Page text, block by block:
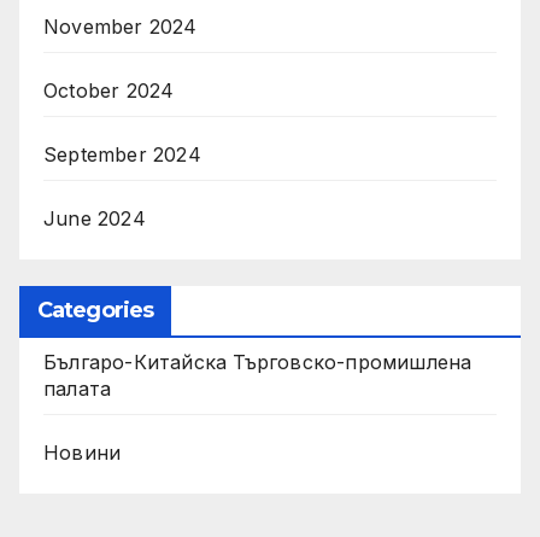
November 2024
October 2024
September 2024
June 2024
Categories
Българо-Китайска Търговско-промишлена
палaта
Новини